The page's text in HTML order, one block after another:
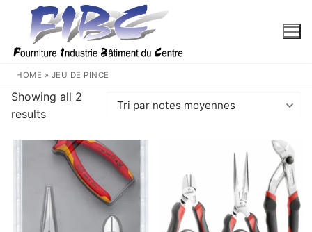
contenu
HOME » JEU DE PINCE
Showing all 2
results
Trié
moyenne